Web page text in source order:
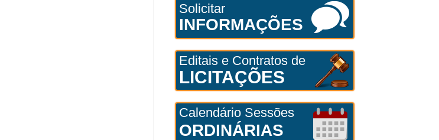
Solicitar
INFORMAÇÕES
Editais e Contratos de
LICITAÇÕES
Calendário Sessões
ORDINÁRIAS